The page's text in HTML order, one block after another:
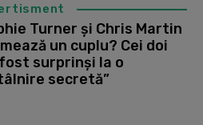
Turner și Chris Martin
un cuplu? Cei doi
surprinși la o
secretă”